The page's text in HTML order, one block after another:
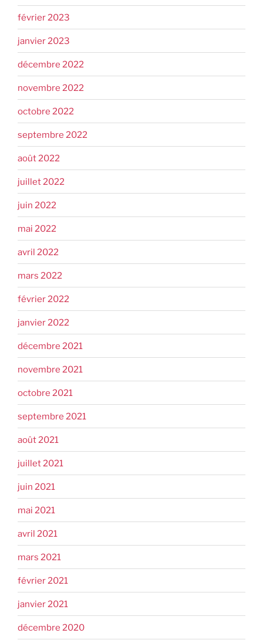
février 2023
janvier 2023
décembre 2022
novembre 2022
octobre 2022
septembre 2022
août 2022
juillet 2022
juin 2022
mai 2022
avril 2022
mars 2022
février 2022
janvier 2022
décembre 2021
novembre 2021
octobre 2021
septembre 2021
août 2021
juillet 2021
juin 2021
mai 2021
avril 2021
mars 2021
février 2021
janvier 2021
décembre 2020